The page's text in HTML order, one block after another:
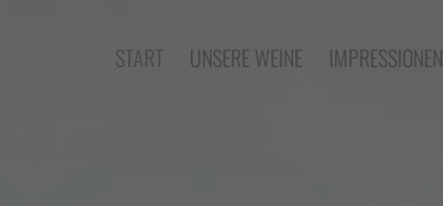
START UNSERE WEINE IMPRESSIONEN